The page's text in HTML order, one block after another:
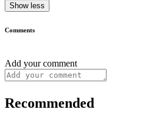
Show less
Comments
Add your comment
Recommended